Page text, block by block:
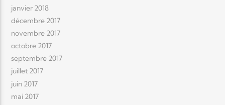
janvier 2018
décembre 2017
novembre 2017
octobre 2017
septembre 2017
juillet 2017
juin 2017
mai 2017